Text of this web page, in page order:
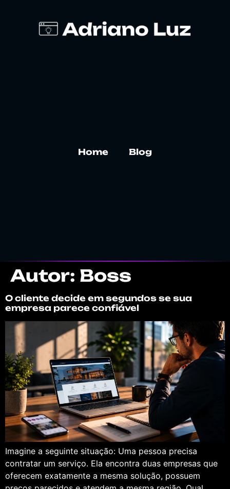
Home Blog
Autor: Boss
O cliente decide em segundos se sua
empresa parece confiável
Imagine a seguinte situação: Uma pessoa precisa
contratar um serviço. Ela encontra duas empresas que
oferecem exatamente a mesma solução, possuem